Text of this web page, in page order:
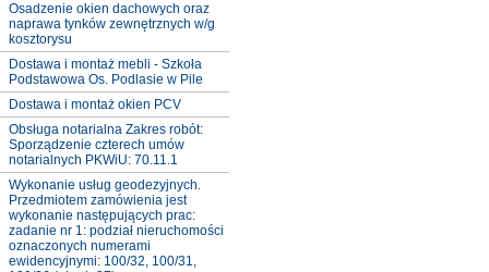
Osadzenie okien dachowych oraz
naprawa tynków zewnętrznych w/g
kosztorysu
Dostawa i montaż mebli - Szkoła
Podstawowa Os. Podlasie w Pile
Dostawa i montaż okien PCV
Obsługa notarialna Zakres robót:
Sporządzenie czterech umów
notarialnych PKWiU: 70.11.1
Wykonanie usług geodezyjnych.
Przedmiotem zamówienia jest
wykonanie następujących prac:
zadanie nr 1: podział nieruchomości
oznaczonych numerami
ewidencyjnymi: 100/32, 100/31,